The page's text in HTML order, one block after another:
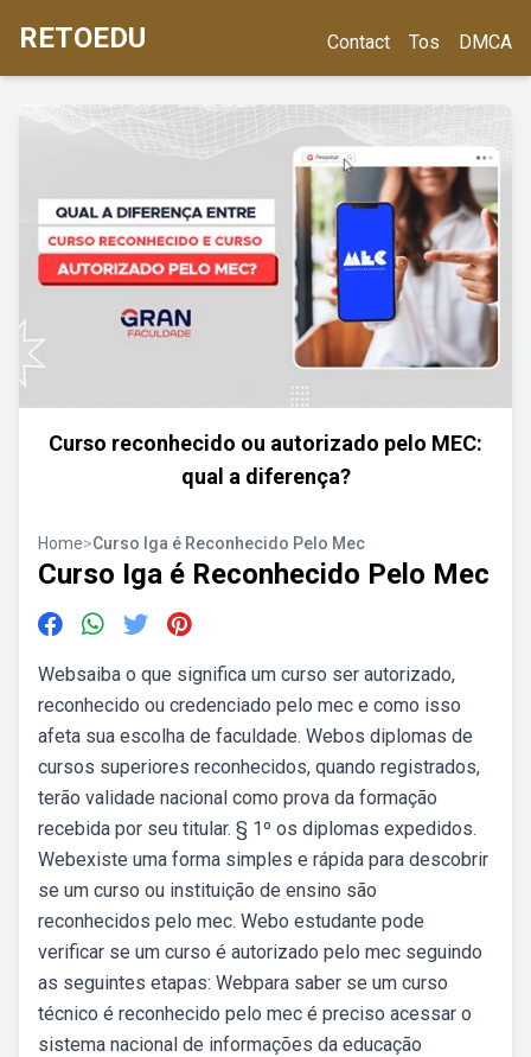
RETOEDU Contact Tos DMCA
Curso reconhecido ou autorizado pelo MEC:
qual a diferença?
Home>Curso Iga é Reconhecido Pelo Mec
Curso Iga é Reconhecido Pelo Mec
Websaiba o que significa um curso ser autorizado,
reconhecido ou credenciado pelo mec e como isso
afeta sua escolha de faculdade. Webos diplomas de
cursos superiores reconhecidos, quando registrados,
terão validade nacional como prova da formação
recebida por seu titular. § 1º os diplomas expedidos.
Webexiste uma forma simples e rápida para descobrir
se um curso ou instituição de ensino são
reconhecidos pelo mec. Webo estudante pode
verificar se um curso é autorizado pelo mec seguindo
as seguintes etapas: Webpara saber se um curso
técnico é reconhecido pelo mec é preciso acessar o
sistema nacional de informações da educação